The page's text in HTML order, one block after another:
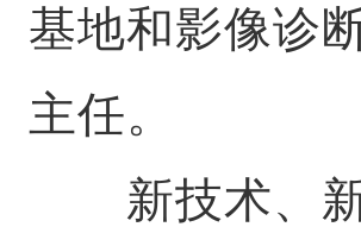
基地和影像诊
主任。
新技术、新